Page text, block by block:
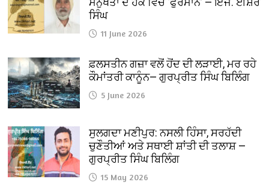
ਸਿੰਘ
11 June 2026
ਫ਼ਲਸਤੀਨ ਗਜ਼ਾ ਵਲੋਂ ਹੋਂਦ ਦੀ ਲੜਾਈ, ਮਰ ਰਹੇ
ਕੌਮਾਂਤਰੀ ਕਾਨੂੰਨ— ਗੁਰਪ੍ਰੀਤ ਸਿੰਘ ਬਿਲਿੰਗ
5 June 2026
ਸੁਲਗਦਾ ਮਣੀਪੁਰ: ਨਸਲੀ ਹਿੰਸਾ, ਸਰਹੱਦੀ
ਚੁਣੌਤੀਆਂ ਅਤੇ ਸਥਾਈ ਸ਼ਾਂਤੀ ਦੀ ਤਲਾਸ਼ —
ਗੁਰਪ੍ਰੀਤ ਸਿੰਘ ਬਿਲਿੰਗ
15 May 2026